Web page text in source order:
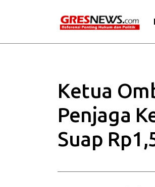
Ketua
Penjaga
Suap